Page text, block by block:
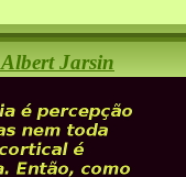
Jarsin